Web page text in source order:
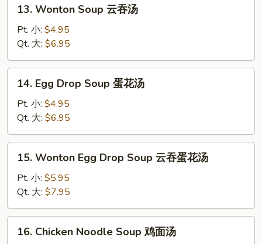
Wonton
Soup
吞
汤
13. Wonton Soup 云吞汤
Pt. 小: $4.95
Qt. 大: $6.95
Egg
Drop
Soup
蛋
花
14. Egg Drop Soup 蛋花汤
Pt. 小: $4.95
Qt. 大: $6.95
Wonton
Egg
Drop
Soup
云
15. Wonton Egg Drop Soup 云吞蛋花汤
Pt. 小: $5.95
Qt. 大: $7.95
Chicken
16. Chicken Noodle Soup 鸡面汤